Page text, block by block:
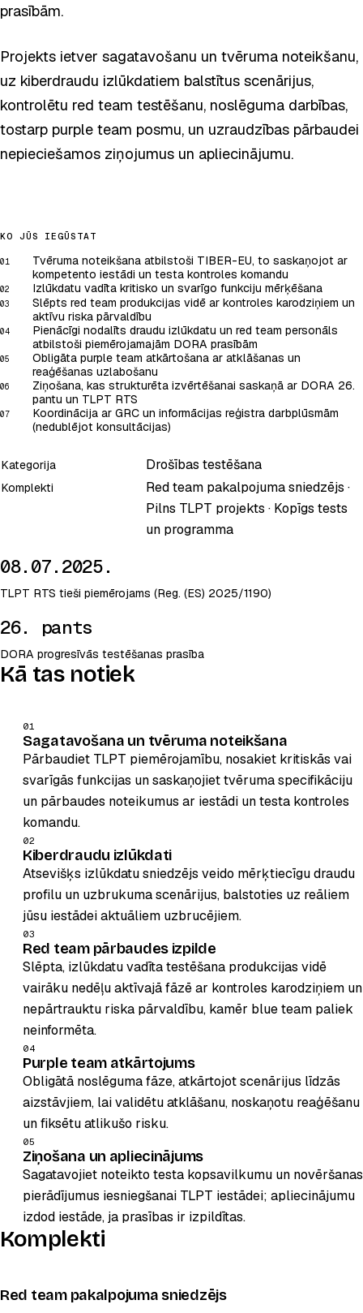
prasībām.
Projekts ietver sagatavošanu un tvēruma noteikšanu,
uz kiberdraudu izlūkdatiem balstītus scenārijus,
kontrolētu red team testēšanu, noslēguma darbības,
tostarp purple team posmu, un uzraudzības pārbaudei
nepieciešamos ziņojumus un apliecinājumu.
KO JŪS IEGŪSTAT
01
Tvēruma noteikšana atbilstoši TIBER-EU, to saskaņojot ar
kompetento iestādi un testa kontroles komandu
02 Izlūkdatu vadīta kritisko un svarīgo funkciju mērķēšana
03
Slēpts red team produkcijas vidē ar kontroles karodziņiem un
aktīvu riska pārvaldību
04
Pienācīgi nodalīts draudu izlūkdatu un red team personāls
atbilstoši piemērojamajām DORA prasībām
05
Obligāta purple team atkārtošana ar atklāšanas un
reaģēšanas uzlabošanu
06
Ziņošana, kas strukturēta izvērtēšanai saskaņā ar DORA 26.
pantu un TLPT RTS
07
Koordinācija ar GRC un informācijas reģistra darbplūsmām
(nedublējot konsultācijas)
Kategorija Drošības testēšana
Komplekti
Red team pakalpojuma sniedzējs ·
Pilns TLPT projekts · Kopīgs tests
un programma
08.07.2025.
TLPT RTS tieši piemērojams (Reg. (ES) 2025/1190)
26. pants
DORA progresīvās testēšanas prasība
Kā tas notiek
01
Sagatavošana un tvēruma noteikšana
Pārbaudiet TLPT piemērojamību, nosakiet kritiskās vai
svarīgās funkcijas un saskaņojiet tvēruma specifikāciju
un pārbaudes noteikumus ar iestādi un testa kontroles
komandu.
02
Kiberdraudu izlūkdati
Atsevišķs izlūkdatu sniedzējs veido mērķtiecīgu draudu
profilu un uzbrukuma scenārijus, balstoties uz reāliem
jūsu iestādei aktuāliem uzbrucējiem.
03
Red team pārbaudes izpilde
Slēpta, izlūkdatu vadīta testēšana produkcijas vidē
vairāku nedēļu aktīvajā fāzē ar kontroles karodziņiem un
nepārtrauktu riska pārvaldību, kamēr blue team paliek
neinformēta.
04
Purple team atkārtojums
Obligātā noslēguma fāze, atkārtojot scenārijus līdzās
aizstāvjiem, lai validētu atklāšanu, noskaņotu reaģēšanu
un fiksētu atlikušo risku.
05
Ziņošana un apliecinājums
Sagatavojiet noteikto testa kopsavilkumu un novēršanas
pierādījumus iesniegšanai TLPT iestādei; apliecinājumu
izdod iestāde, ja prasības ir izpildītas.
Komplekti
Red team pakalpojuma sniedzējs